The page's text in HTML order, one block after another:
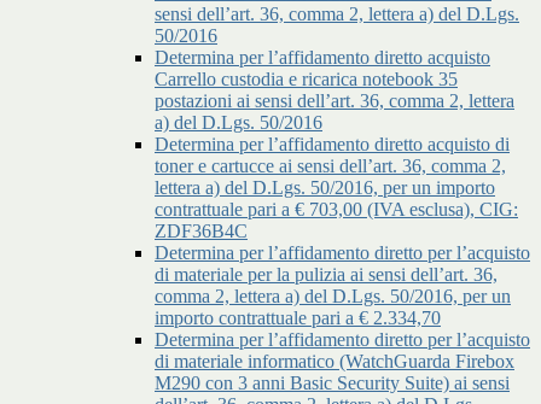
sensi dell’art. 36, comma 2, lettera a) del D.Lgs.
50/2016
Determina per l’affidamento diretto acquisto
Carrello custodia e ricarica notebook 35
postazioni ai sensi dell’art. 36, comma 2, lettera
a) del D.Lgs. 50/2016
Determina per l’affidamento diretto acquisto di
toner e cartucce ai sensi dell’art. 36, comma 2,
lettera a) del D.Lgs. 50/2016, per un importo
contrattuale pari a € 703,00 (IVA esclusa), CIG:
ZDF36B4C
Determina per l’affidamento diretto per l’acquisto
di materiale per la pulizia ai sensi dell’art. 36,
comma 2, lettera a) del D.Lgs. 50/2016, per un
importo contrattuale pari a € 2.334,70
Determina per l’affidamento diretto per l’acquisto
di materiale informatico (WatchGuarda Firebox
M290 con 3 anni Basic Security Suite) ai sensi